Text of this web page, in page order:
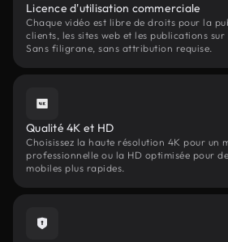
Licence d'utilisation commerciale
Chaque vidéo est libre de droits pour la
clients, les sites web et les publications sur
Sans filigrane, sans attribution requise.
Qualité 4K et HD
Choisissez la haute résolution 4K pour un
professionnelle ou la HD optimisée pour
mobiles plus rapides.